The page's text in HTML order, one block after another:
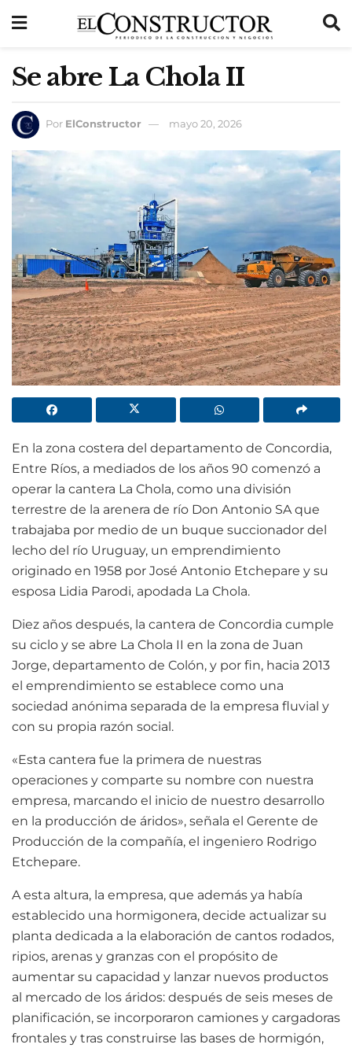
Se abre La Chola II
Por ElConstructor mayo 20, 2026
En la zona costera del departamento de Concordia,
Entre Ríos, a mediados de los años 90 comenzó a
operar la cantera La Chola, como una división
terrestre de la arenera de río Don Antonio SA que
trabajaba por medio de un buque succionador del
lecho del río Uruguay, un emprendimiento
originado en 1958 por José Antonio Etchepare y su
esposa Lidia Parodi, apodada La Chola.
Diez años después, la cantera de Concordia cumple
su ciclo y se abre La Chola II en la zona de Juan
Jorge, departamento de Colón, y por fin, hacia 2013
el emprendimiento se establece como una
sociedad anónima separada de la empresa fluvial y
con su propia razón social.
«Esta cantera fue la primera de nuestras
operaciones y comparte su nombre con nuestra
empresa, marcando el inicio de nuestro desarrollo
en la producción de áridos», señala el Gerente de
Producción de la compañía, el ingeniero Rodrigo
Etchepare.
A esta altura, la empresa, que además ya había
establecido una hormigonera, decide actualizar su
planta dedicada a la elaboración de cantos rodados,
ripios, arenas y granzas con el propósito de
aumentar su capacidad y lanzar nuevos productos
al mercado de los áridos: después de seis meses de
planificación, se incorporaron camiones y cargadoras
frontales y tras construirse las bases de hormigón,